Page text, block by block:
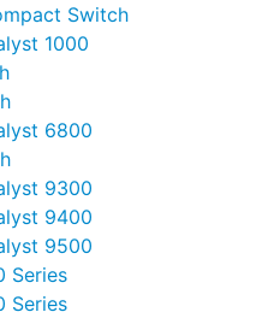
Switch
1000
6800
9300
9400
9500
Series
Series